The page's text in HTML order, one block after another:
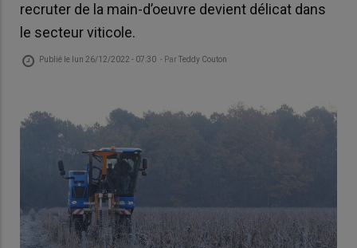
recruter de la main-d’oeuvre devient délicat dans
le secteur viticole.
Publié le lun 26/12/2022 - 07:30 - ParTeddy Couton